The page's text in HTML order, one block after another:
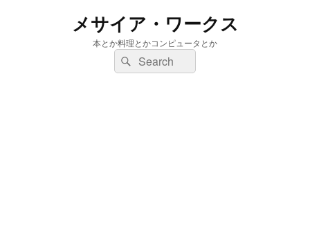
メサイア・ワークス
本とか料理とかコンピュータとか
検
索:
検
索